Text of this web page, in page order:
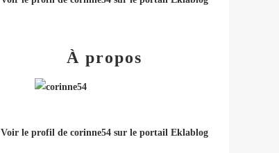
À propos
Voir le profil de corinne54sur le portail Eklablog